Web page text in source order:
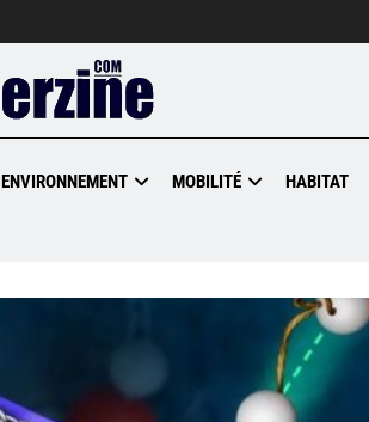
ENVIRONNEMENT MOBILITÉ HABITAT